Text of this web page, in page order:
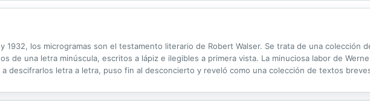
1932, los microgramas son el testamento literario de Robert Walser. Se trata de una colección
de una letra minúscula, escritos a lápiz e ilegibles a primera vista. La minuciosa labor de
a descifrarlos letra a letra, puso fin al desconcierto y reveló como una colección de textos